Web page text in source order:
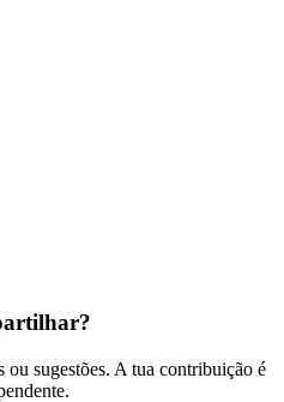
ou sugestões. A tua contribuição é